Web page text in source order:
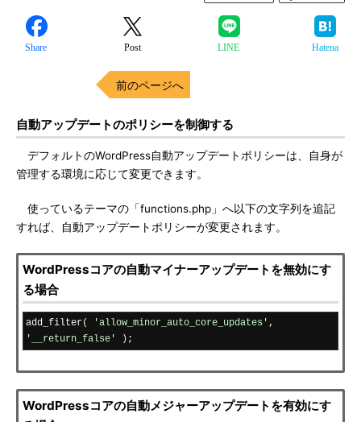
Share Post LINE Hatena
前のページへ
自動アップデートのポリシーを制御する
デフォルトのWordPress自動アップデートポリシーは、自身が
管理する環境に応じて変更できます。
使っているテーマの「functions.php」へ以下の文字列を追記
すれば、自動アップデートポリシーが変更されます。
WordPressコアの自動マイナーアップデートを無効にす
る場合
add_filter( 'allow_minor_auto_core_updates' ,
'__return_false'
);
WordPressコアの自動メジャーアップデートを有効にす